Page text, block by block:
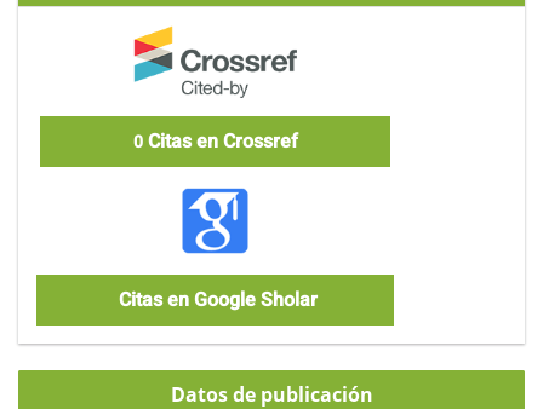
0Citas en Crossref
Citas en Google Sholar
Datos de publicación